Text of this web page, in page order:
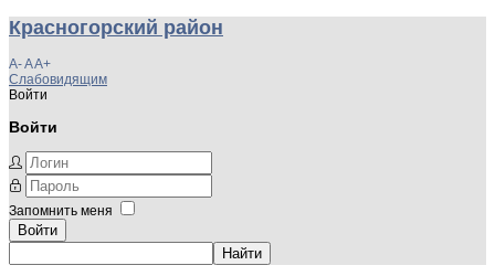
Красногорский район
A-AA+
Слабовидящим
Войти
Войти
Запомнить меня
Войти